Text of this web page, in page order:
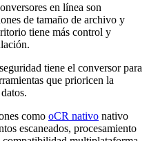
en línea son
de tamaño de archivo y
tiene más control y
tiene el conversor para
que prioricen la
como oCR nativo nativo
escaneados, procesamiento